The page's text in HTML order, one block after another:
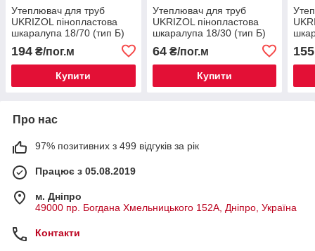
Утеплювач для труб
UKRIZOL пінопластова
шкаралупа 18/70 (тип Б)
194 ₴/пог.м
Купити
Утеплювач для труб
UKRIZOL пінопластова
шкаралупа 18/30 (тип Б)
64₴/пог.м
Купити
155
Про нас
97% позитивних з 499 відгуків за рік
Працює з 05.08.2019
м. Дніпро
49000 пр. Богдана Хмельницького 152А, Дніпро, Україна
Контакти